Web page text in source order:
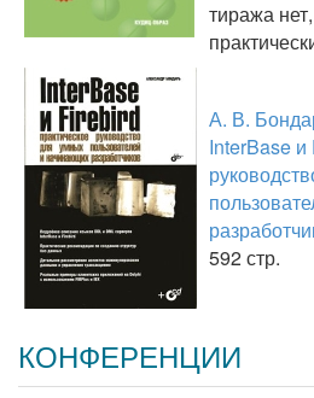
тиража
А. В.
InterBase и
592 стр.
КОНФЕРЕНЦИИ